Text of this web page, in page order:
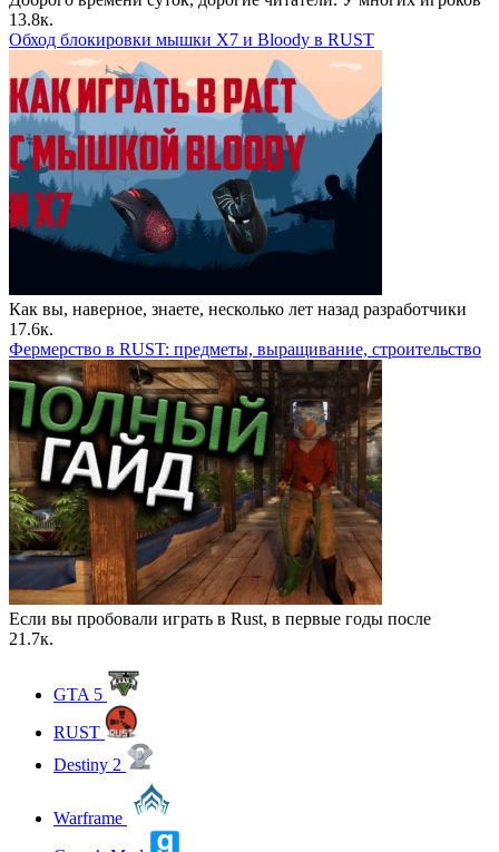
13.8к.
Обход блокировки мышки X7 и Bloody в RUST
Как вы, наверное, знаете, несколько лет назад разработчики
17.6к.
Фермерство в RUST: предметы, выращивание, строительство
Если вы пробовали играть в Rust, в первые годы после
21.7к.
GTA 5
RUST
Destiny 2
Warframe